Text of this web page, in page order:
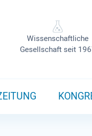
Wissenschaftliche
Gesellschaft seit